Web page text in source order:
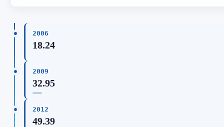
2006
18.24
2009
32.95
2012
49.39